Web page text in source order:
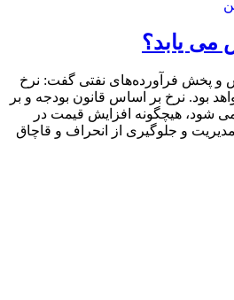
می یابد؟
و پخش فرآورده‌های نفتی گفت: نرخ
بود. نرخ بر اساس قانون بودجه و بر
شود، هیچگونه افزایش قیمت در
و جلوگیری از انحراف و قاچاق